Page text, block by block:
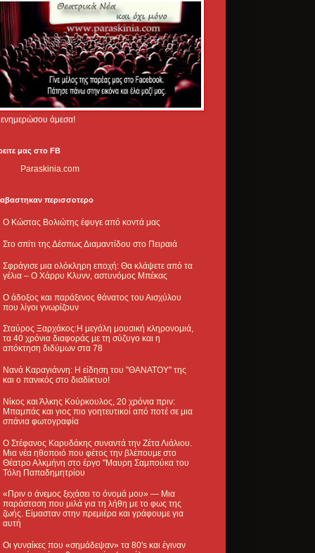
ενημερώσου άμεσα!
μας στο FB
Paraskinia.com
περισσοτερο
Ο Κώστας Βολιώτης έφυγε από κοντά μας
Στο σπίτι της Δέσπως Διαμαντίδου στο Πειραιά
Σφράγισε μια ολόκληρη εποχή: Θα κλάψετε από τα
γέλια – Ο Χάρρυ Κλυνν, αστυνόμος Μπέκας
Ο άδοξος και παράξενος θάνατος του Αισχύλου
που λίγοι γνωρίζουν
Σταύρος Ξαρχάκος:Η μεγάλη μουσική κληρονομιά,
τα 40 χρόνια διαφοράς με τη σύζυγο και η
απόκτηση διδύμων στα 78
Νανά Καραγιάννη: Η είδηση του "ΘΑΝΑΤΟΥ" της
και ο πανικός στο διαδίκτυο!
Νίκος και Άλκης Κούρκουλος, 20 χρόνια πριν:
Μπαμπάς και γιος πιο γοητευτικοί από ποτέ σε μια
σπάνια φωτογραφία
Ο Στέφανος Καρυδάκης συναντά την Ζέτα Λιάλιου.
Μια νέα ηθοποιό που φέτος την βλέπουμε στο
Θέατρο Αλκμήνη στο έργο "Μαυρη Σαμπούκα του
Τόλη Παπαδημητρίου
«Πριν ο άνεμος ξεχάσει το όνομά μου» — Μια
παράσταση που μιλά για τη λήθη με το φως της
ζωής. Είμασταν στην πρεμιέρα και γράφουμε για
αυτή
Οι γυναίκες που «σημάδεψαν» τα 80's και έγιναν